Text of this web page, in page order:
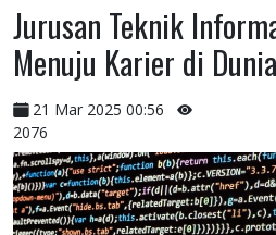
Jurusan Teknik
Menuju Karier di
21 Mar 2025 00:56
2076